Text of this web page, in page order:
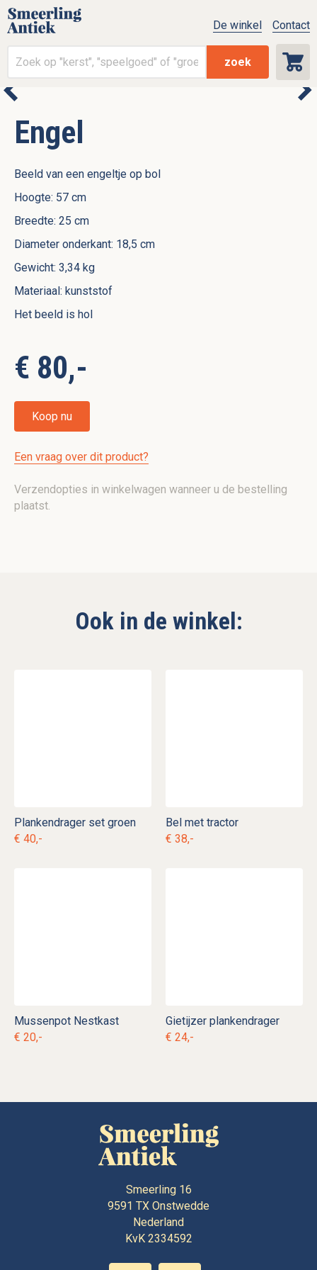
zoek
De winkel Contact
Engel
Beeld van een engeltje op bol
Hoogte: 57 cm
Breedte: 25 cm
Diameter onderkant: 18,5 cm
Gewicht: 3,34 kg
Materiaal: kunststof
Het beeld is hol
€ 80,-
Koop nu
Een vraag over dit product?
Verzendopties in winkelwagen wanneer u de bestelling
plaatst.
Ook in de winkel:
Plankendrager set groen
€ 40,-
Bel met tractor
€ 38,-
Mussenpot Nestkast
€ 20,-
Gietijzer plankendrager
€ 24,-
Smeerling 16
9591 TX Onstwedde
Nederland
KvK 2334592